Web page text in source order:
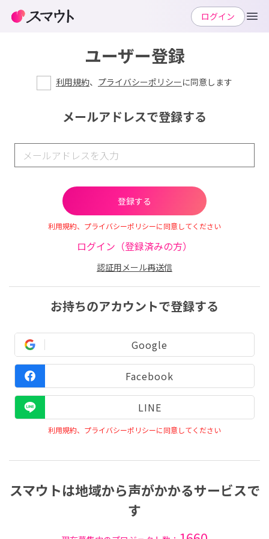
ユーザー登録
利用規約、 プライバシーポリシーに同意します
メールアドレスで登録する
利用規約、プライバシーポリシーに同意してください
ログイン（登録済みの方）
認証用メール再送信
お持ちのアカウントで登録する
Google
Facebook
LINE
利用規約、プライバシーポリシーに同意してください
スマウトは地域から声がかかるサービスで
す
ログイン